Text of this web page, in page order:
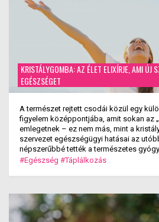
KRISTÁLYGOMBA: AZ ÉLET ELIXÍRJE, AMI ÚJ
EGÉSZSÉGET
A természet rejtett csodái közül egy
figyelem középpontjába, amit sokan az
emlegetnek – ez nem más, mint a
szervezet egészségügyi hatásai az
népszerűbbé tették a természetes
#Egészség #Táplálkozás